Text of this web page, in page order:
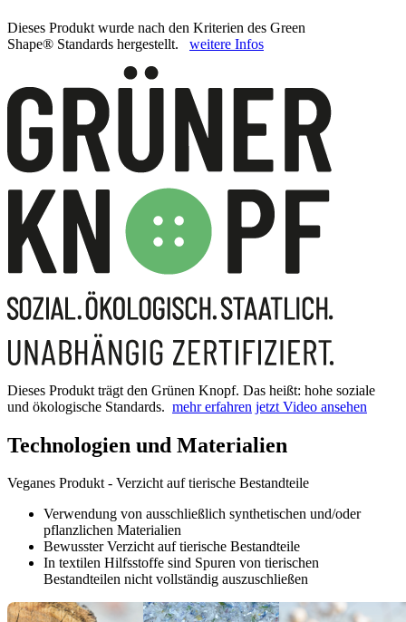
Dieses Produkt wurde nach den Kriterien des Green
Shape® Standards hergestellt. weitere Infos
Dieses Produkt trägt den Grünen Knopf. Das heißt: hohe soziale
und ökologische Standards. mehr erfahren jetzt Video ansehen
Technologien und Materialien
Veganes Produkt - Verzicht auf tierische Bestandteile
Verwendung von ausschließlich synthetischen und/oder
pflanzlichen Materialien
Bewusster Verzicht auf tierische Bestandteile
In textilen Hilfsstoffe sind Spuren von tierischen
Bestandteilen nicht vollständig auszuschließen